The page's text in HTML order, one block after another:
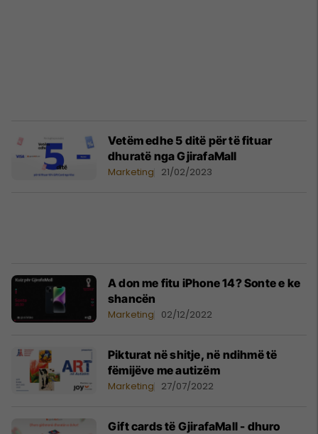
Vetëm edhe 5 ditë për të fituar
dhuratë nga GjirafaMall
Marketing 21/02/2023
A don me fitu iPhone 14? Sonte e ke
shancën
Marketing 02/12/2022
Pikturat në shitje, në ndihmë të
fëmijëve me autizëm
Marketing 27/07/2022
Gift cards të GjirafaMall - dhuro